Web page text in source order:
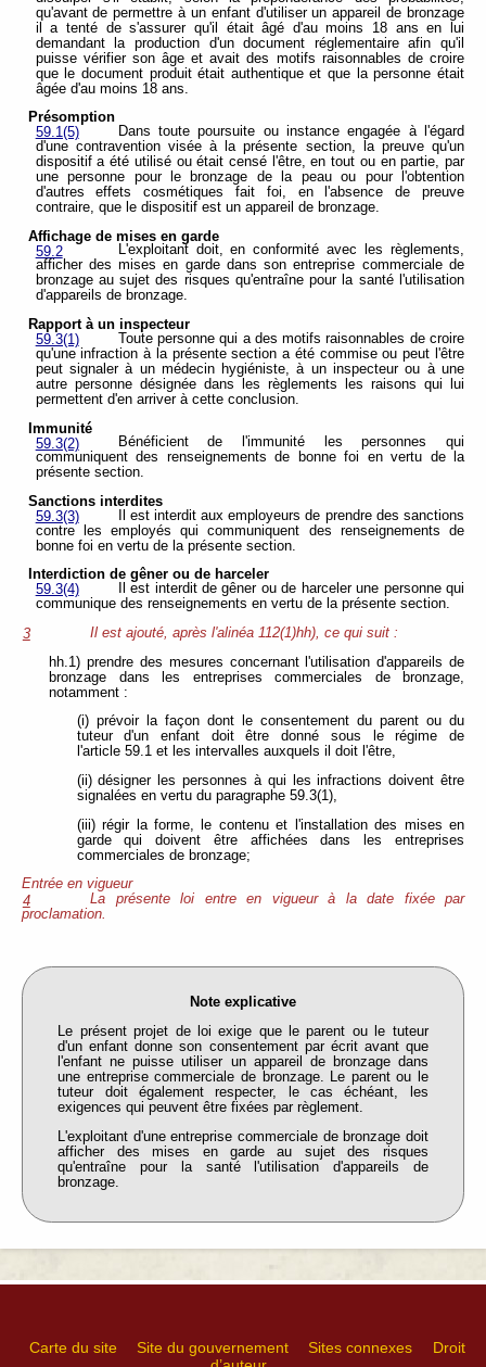
qu'avant de permettre à un enfant d'utiliser un appareil de bronzage
il a tenté de s'assurer qu'il était âgé d'au moins 18 ans en lui
demandant la production d'un document réglementaire afin qu'il
puisse vérifier son âge et avait des motifs raisonnables de croire
que le document produit était authentique et que la personne était
âgée d'au moins 18 ans.
Présomption
59.1(5)
Dans toute poursuite ou instance engagée à l'égard
d'une contravention visée à la présente section, la preuve qu'un
dispositif a été utilisé ou était censé l'être, en tout ou en partie, par
une personne pour le bronzage de la peau ou pour l'obtention
d'autres effets cosmétiques fait foi, en l'absence de preuve
contraire, que le dispositif est un appareil de bronzage.
Affichage de mises en garde
59.2
L'exploitant doit, en conformité avec les règlements,
afficher des mises en garde dans son entreprise commerciale de
bronzage au sujet des risques qu'entraîne pour la santé l'utilisation
d'appareils de bronzage.
Rapport à un inspecteur
59.3(1)
Toute personne qui a des motifs raisonnables de croire
qu'une infraction à la présente section a été commise ou peut l'être
peut signaler à un médecin hygiéniste, à un inspecteur ou à une
autre personne désignée dans les règlements les raisons qui lui
permettent d'en arriver à cette conclusion.
Immunité
59.3(2)
Bénéficient de l'immunité les personnes qui
communiquent des renseignements de bonne foi en vertu de la
présente section.
Sanctions interdites
59.3(3)
Il est interdit aux employeurs de prendre des sanctions
contre les employés qui communiquent des renseignements de
bonne foi en vertu de la présente section.
Interdiction de gêner ou de harceler
59.3(4)
Il est interdit de gêner ou de harceler une personne qui
communique des renseignements en vertu de la présente section.
3
Il est ajouté, après l'alinéa 112(1)hh), ce qui suit :
hh.1) prendre des mesures concernant l'utilisation d'appareils de
bronzage dans les entreprises commerciales de bronzage,
notamment :
(i) prévoir la façon dont le consentement du parent ou du
tuteur d'un enfant doit être donné sous le régime de
l'article 59.1 et les intervalles auxquels il doit l'être,
(ii) désigner les personnes à qui les infractions doivent être
signalées en vertu du paragraphe 59.3(1),
(iii) régir la forme, le contenu et l'installation des mises en
garde qui doivent être affichées dans les entreprises
commerciales de bronzage;
Entrée en vigueur
4
La présente loi entre en vigueur à la date fixée par
proclamation.
Note explicative
Le présent projet de loi exige que le parent ou le tuteur
d'un enfant donne son consentement par écrit avant que
l'enfant ne puisse utiliser un appareil de bronzage dans
une entreprise commerciale de bronzage. Le parent ou le
tuteur doit également respecter, le cas échéant, les
exigences qui peuvent être fixées par règlement.
L'exploitant d'une entreprise commerciale de bronzage doit
afficher des mises en garde au sujet des risques
qu'entraîne pour la santé l'utilisation d'appareils de
bronzage.
Carte du site Site du gouvernement Sites connexes
Droit